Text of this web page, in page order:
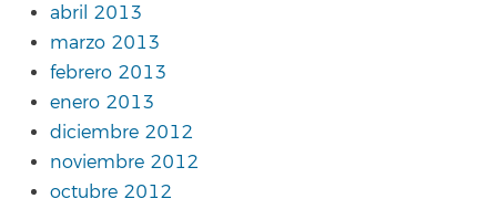
abril 2013
marzo 2013
febrero 2013
enero 2013
diciembre 2012
noviembre 2012
octubre 2012